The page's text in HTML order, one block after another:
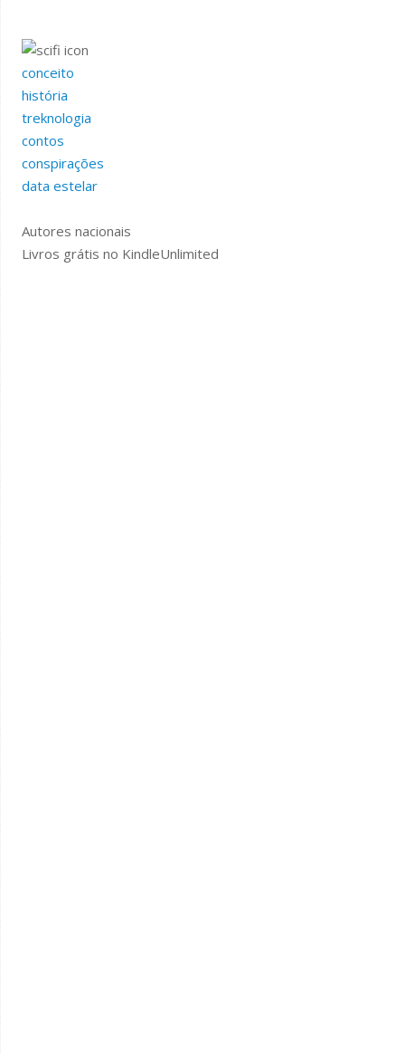
conceito
história
treknologia
contos
conspirações
data estelar
Autores nacionais
Livros grátis no KindleUnlimited